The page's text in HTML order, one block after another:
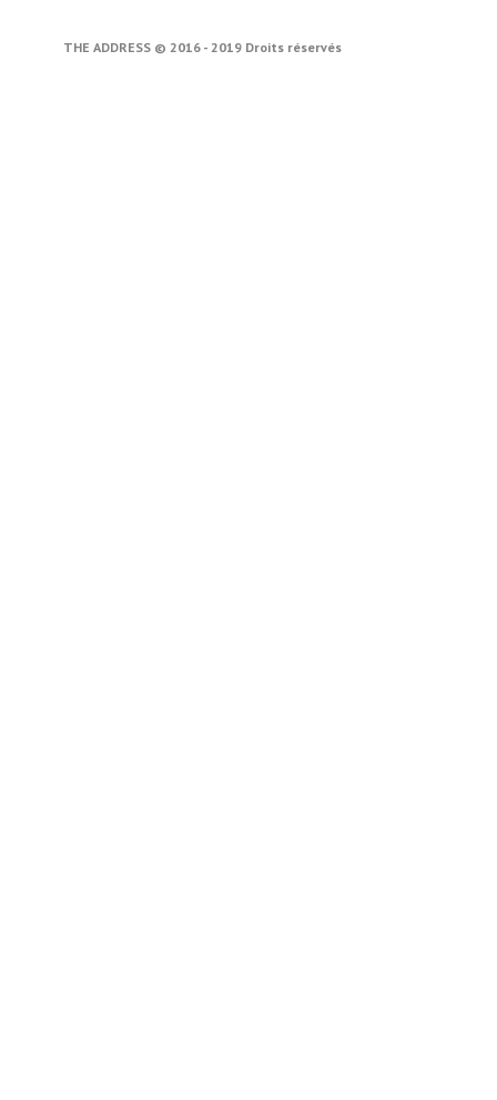
THE ADDRESS © 2016 - 2019 Droits réservés